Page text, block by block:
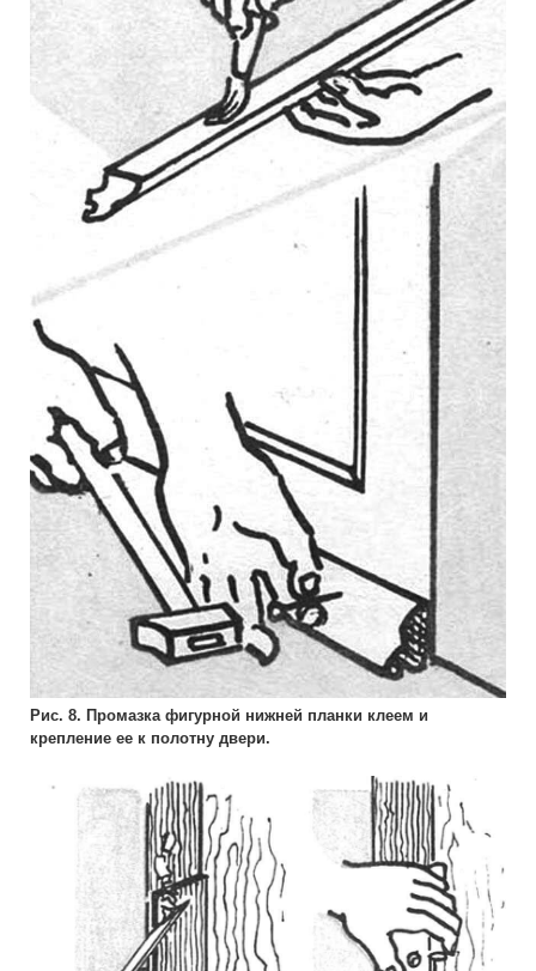
Рис. 8. Промазка фигурной нижней планки клеем и
крепление ее к полотну двери.